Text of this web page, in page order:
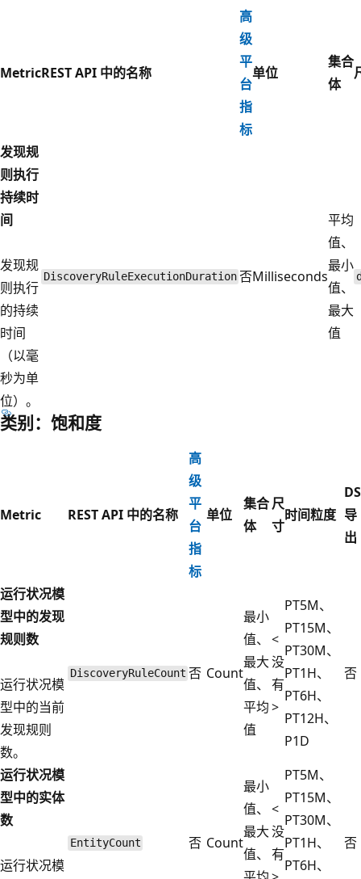
MetricREST API 中的名称
高
级
平
台
指
标
单位
集合
体
发现规
则执行
持续时
间
发现规
则执行
的持续
时间
（以毫
秒为单
位）。
DiscoveryRuleExecutionDuration 否Milliseconds
平均
值、
最小
值、
最大
值
类别：饱和度
Metric REST API 中的名称
高
级
平
台
指
标
单位
集合
体
尺
寸
时间粒度
DS
导
出
运行状况模
型中的发现
规则数
运行状况模
型中的当前
发现规则
数。
DiscoveryRuleCount 否 Count
最小
值、
最大
值、
平均
值
<
没
有
>
PT5M、
PT15M、
PT30M、
PT1H、
PT6H、
PT12H、
P1D
否
运行状况模
型中的实体
数
运行状况模
EntityCount 否 Count
最小
值、
最大
值、
<
没
有
PT5M、
PT15M、
PT30M、
PT1H、
PT6H、
否